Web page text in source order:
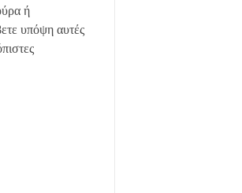
ή
υπόψη αυτές